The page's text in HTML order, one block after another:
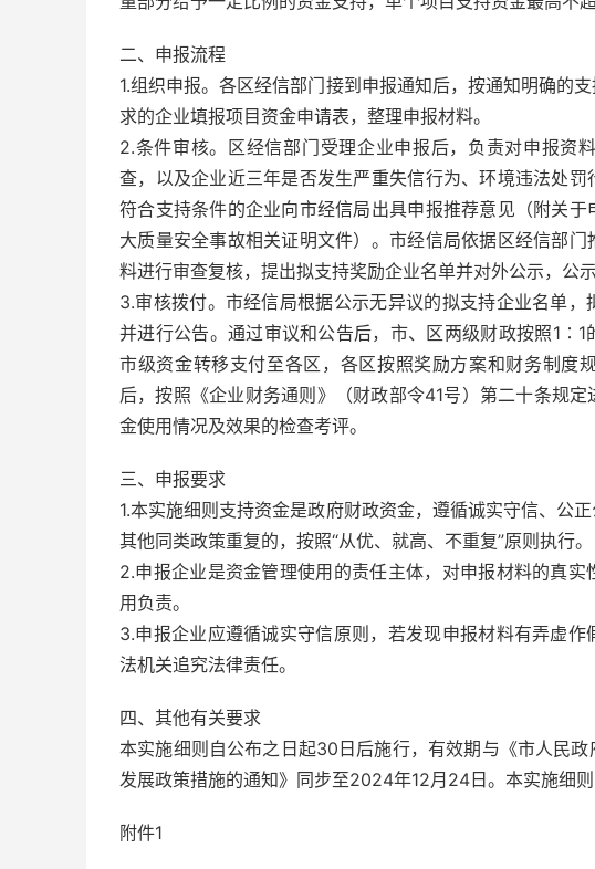
二、申报流程
1.组织申报。各区经信部门接到申报通知后，按通知明确的
求的企业填报项目资金申请表，整理申报材料。
2.条件审核。区经信部门受理企业申报后，负责对申报资
查，以及企业近三年是否发生严重失信行为、环境违法处
符合支持条件的企业向市经信局出具申报推荐意见（附关
大质量安全事故相关证明文件）。市经信局依据区经信部
料进行审查复核，提出拟支持奖励企业名单并对外公示，公
3.审核拨付。市经信局根据公示无异议的拟支持企业名单，
并进行公告。通过审议和公告后，市、区两级财政按照
市级资金转移支付至各区，各区按照奖励方案和财务制度
后，按照《企业财务通则》（财政部令41号）第二十条规
金使用情况及效果的检查考评。
三、申报要求
1.本实施细则支持资金是政府财政资金，遵循诚实守信、公
其他同类政策重复的，按照“从优、就高、不重复”原则执行。
2.申报企业是资金管理使用的责任主体，对申报材料的真
用负责。
3.申报企业应遵循诚实守信原则，若发现申报材料有弄虚
法机关追究法律责任。
四、其他有关要求
本实施细则自公布之日起30日后施行，有效期与《市人民
发展政策措施的通知》同步至2024年12月24日。本实施细则
附件1